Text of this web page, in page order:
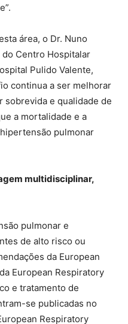
área, o Dr. Nuno
Centro Hospitalar
Pulido Valente,
continua a ser melhorar
sobrevida e qualidade de
a mortalidade e a
pulmonar
multidisciplinar,
pulmonar e
de alto risco ou
da European
European Respiratory
e tratamento de
se publicadas no
Respiratory